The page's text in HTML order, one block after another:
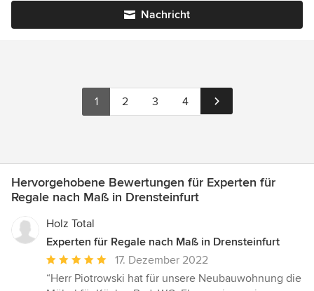
Nachricht
1 2 3 4
Hervorgehobene Bewertungen für Experten für
Regale nach Maß in Drensteinfurt
Holz Total
Experten für Regale nach Maß in Drensteinfurt
Durchschnittliche
Bewertung:
17. Dezember 2022
“Herr Piotrowski hat für unsere Neubauwohnung die